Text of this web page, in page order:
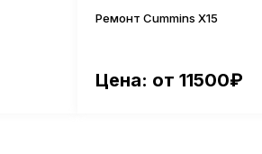
Цена: от 11500₽
Ремонт Cummins Х15